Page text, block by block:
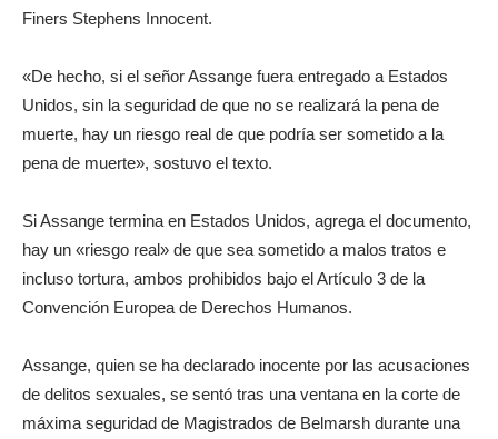
Finers Stephens Innocent.
«De hecho, si el señor Assange fuera entregado a Estados
Unidos, sin la seguridad de que no se realizará la pena de
muerte, hay un riesgo real de que podría ser sometido a la
pena de muerte», sostuvo el texto.
Si Assange termina en Estados Unidos, agrega el documento,
hay un «riesgo real» de que sea sometido a malos tratos e
incluso tortura, ambos prohibidos bajo el Artículo 3 de la
Convención Europea de Derechos Humanos.
Assange, quien se ha declarado inocente por las acusaciones
de delitos sexuales, se sentó tras una ventana en la corte de
máxima seguridad de Magistrados de Belmarsh durante una